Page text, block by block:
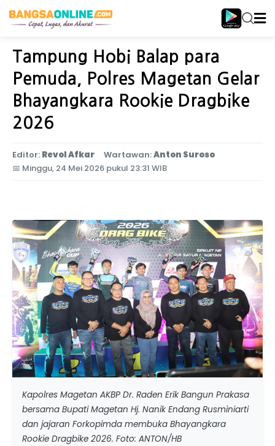
Home Jawa Timur
Tampung Hobi Balap para
Pemuda, Polres Magetan Gelar
Bhayangkara Rookie Dragbike
2026
Editor: Revol Afkar Wartawan:Anton Suroso
📅 Minggu, 24 Mei 2026 pukul 23:31 WIB
Kapolres Magetan AKBP Dr. Raden Erik Bangun Prakasa
bersama Bupati Magetan Hj. Nanik Endang Rusminiarti
dan jajaran Forkopimda membuka Bhayangkara
Rookie Dragbike 2026. Foto: ANTON/HB